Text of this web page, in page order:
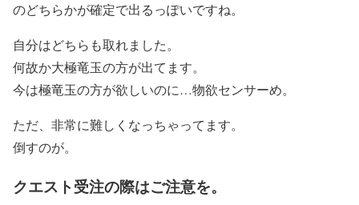
のどちらかが確定で出るっぽいですね。
自分はどちらも取れました。
何故か大極竜玉の方が出てます。
今は極竜玉の方が欲しいのに…物欲センサーめ。
ただ、非常に難しくなっちゃってます。
倒すのが。
クエスト受注の際はご注意を。